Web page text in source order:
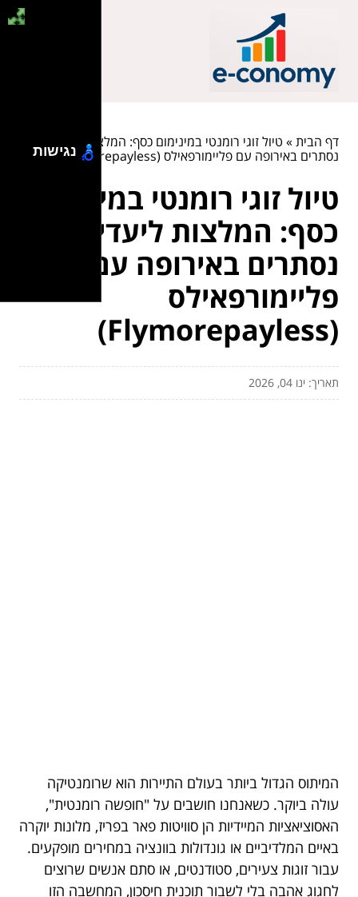
דף הבית» טיול זוגי רומנטי במינימום כסף: המלצות ליעדים
נסתרים באירופה עם פליימורפאילס (Flymorepayless)
טיול זוגי רומנטי במינימום
כסף: המלצות ליעדים
נסתרים באירופה עם
פליימורפאילס
(Flymorepayless)
תאריך: ינו 04, 2026
המיתוס הגדול ביותר בעולם התיירות הוא שרומנטיקה
עולה ביוקר. כשאנחנו חושבים על "חופשה רומנטית",
האסוציאציות המיידיות הן סוויטות פאר בפריז, מלונות יוקרה
באיים המלדיביים או גונדולות בוונציה במחירים מופקעים.
עבור זוגות צעירים, סטודנטים, או סתם אנשים שרוצים
לחגוג אהבה בלי לשבור תוכנית חיסכון, המחשבה הזו
נגישות